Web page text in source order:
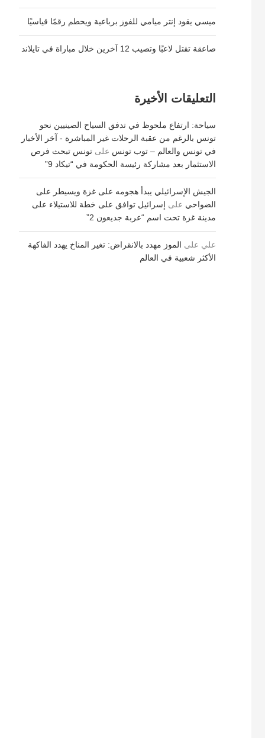
ميسي يقود إنتر ميامي للفوز برباعية ويحطم رقمًا قياسيًا
صاعقة تقتل لاعبًا وتصيب 12 آخرين خلال مباراة في تايلاند
التعليقات الأخيرة
سياحة: ارتفاع ملحوظ في تدفق السياح الصينيين نحو
تونس بالرغم من عقبة الرحلات غير المباشرة - آخر الأخبار
في تونس والعالم – توب تونس علىتونس تبحث فرص
الاستثمار بعد مشاركة رئيسة الحكومة في “تيكاد 9”
الجيش الإسرائيلي يبدأ هجومه على غزة ويسيطر على
الضواحي على إسرائيل توافق على خطة للاستيلاء على
مدينة غزة تحت اسم “عربة جديعون 2”
علي على الموز مهدد بالانقراض: تغير المناخ يهدد الفاكهة
الأكثر شعبية في العالم